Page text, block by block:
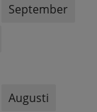
September
Augusti